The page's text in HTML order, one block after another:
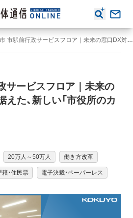
枚方市 市駅前行政サービスフロア｜未来の窓口DX対応を見据えた、新しい「市役所のカタチ」
サービスフロア｜未来の
た、新しい「市役所のカ
20万人～50万人 働き方改革
籍・住民票 電子決裁・ペーパーレス